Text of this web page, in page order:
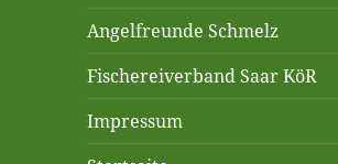
Angelfreunde Schmelz
Fischereiverband Saar KöR
Impressum